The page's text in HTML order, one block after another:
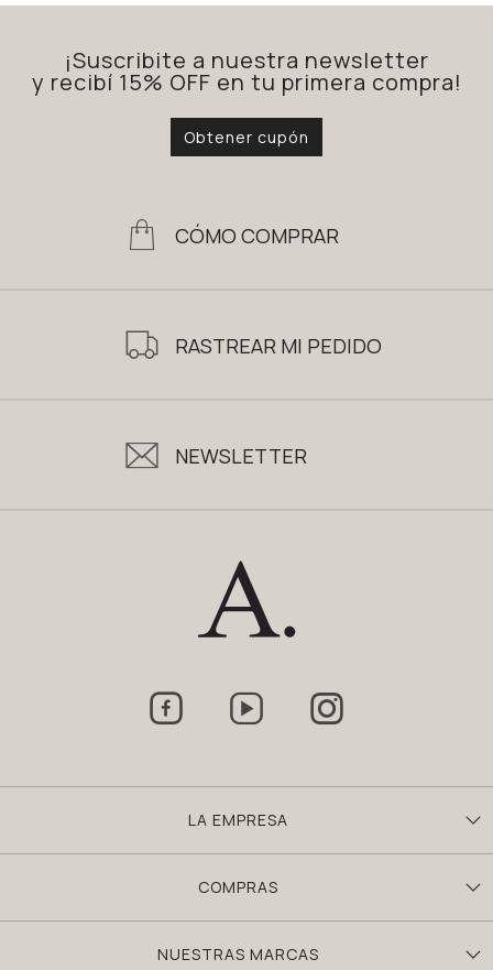
¡Suscribite a nuestra newsletter
y recibí 15% OFF en tu primera compra!
Obtener cupón
CÓMO COMPRAR
RASTREAR MI PEDIDO
NEWSLETTER
LA EMPRESA
COMPRAS
NUESTRAS MARCAS
  